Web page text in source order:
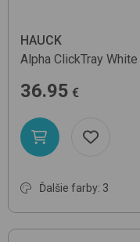
HAUCK
Alpha ClickTray White
36.95 €
Ďalšie farby: 3